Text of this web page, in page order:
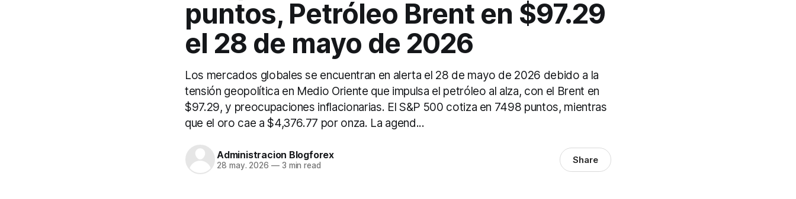
puntos, Petróleo Brent en $97.29
el 28 de mayo de 2026
Los mercados globales se encuentran en alerta el 28 de mayo de 2026 debido a la
tensión geopolítica en Medio Oriente que impulsa el petróleo al alza, con el Brent en
$97.29, y preocupaciones inflacionarias. El S&P 500 cotiza en 7498 puntos, mientras
que el oro cae a $4,376.77 por onza. La agend...
Administracion Blogforex
28 may. 2026 —3 min read Share